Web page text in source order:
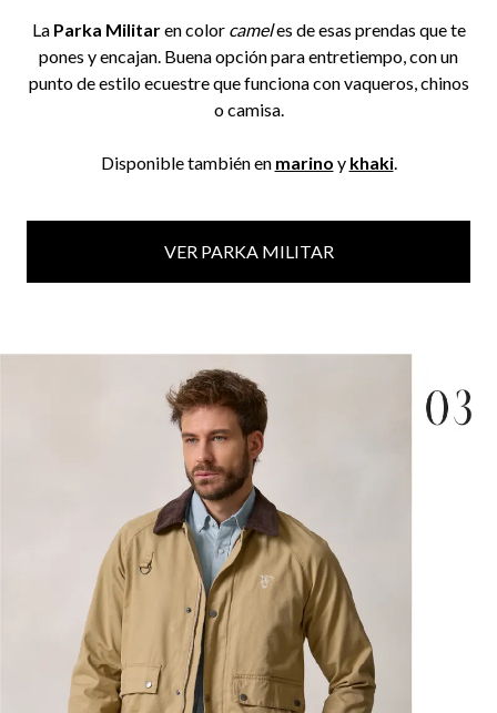
La Parka Militaren color cameles de esas prendas que te
pones y encajan. Buena opción para entretiempo, con un
punto de estilo ecuestre que funciona con vaqueros, chinos
o camisa.
Disponible también en marino y khaki.
VER PARKA MILITAR